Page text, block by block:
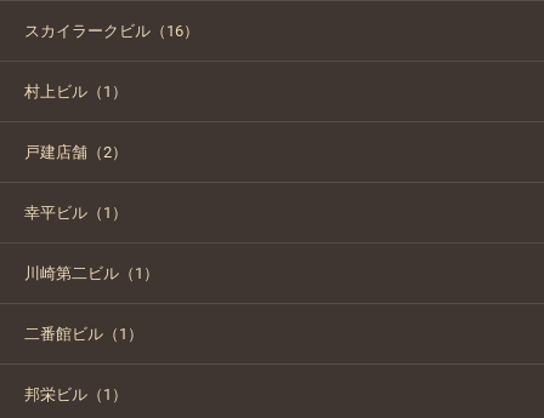
スカイラークビル（16）
村上ビル（1）
戸建店舗（2）
幸平ビル（1）
川崎第二ビル（1）
二番館ビル（1）
邦栄ビル（1）